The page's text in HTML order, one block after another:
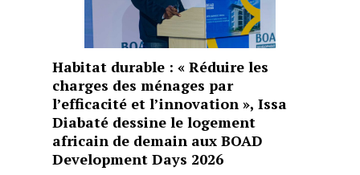
Habitat durable : « Réduire les
charges des ménages par
l’efficacité et l’innovation », Issa
Diabaté dessine le logement
africain de demain aux BOAD
Development Days 2026